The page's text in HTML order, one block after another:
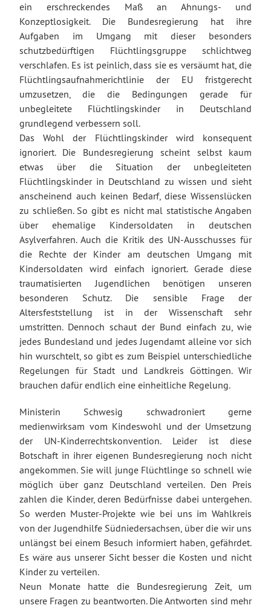
ein erschreckendes Maß an Ahnungs- und
Konzeptlosigkeit. Die Bundesregierung hat ihre
Aufgaben im Umgang mit dieser besonders
schutzbedürftigen Flüchtlingsgruppe schlichtweg
verschlafen. Es ist peinlich, dass sie es versäumt hat, die
Flüchtlingsaufnahmerichtlinie der EU fristgerecht
umzusetzen, die die Bedingungen gerade für
unbegleitete Flüchtlingskinder in Deutschland
grundlegend verbessern soll.
Das Wohl der Flüchtlingskinder wird konsequent
ignoriert. Die Bundesregierung scheint selbst kaum
etwas über die Situation der unbegleiteten
Flüchtlingskinder in Deutschland zu wissen und sieht
anscheinend auch keinen Bedarf, diese Wissenslücken
zu schließen. So gibt es nicht mal statistische Angaben
über ehemalige Kindersoldaten in deutschen
Asylverfahren. Auch die Kritik des UN-Ausschusses für
die Rechte der Kinder am deutschen Umgang mit
Kindersoldaten wird einfach ignoriert. Gerade diese
traumatisierten Jugendlichen benötigen unseren
besonderen Schutz. Die sensible Frage der
Altersfeststellung ist in der Wissenschaft sehr
umstritten. Dennoch schaut der Bund einfach zu, wie
jedes Bundesland und jedes Jugendamt alleine vor sich
hin wurschtelt, so gibt es zum Beispiel unterschiedliche
Regelungen für Stadt und Landkreis Göttingen. Wir
brauchen dafür endlich eine einheitliche Regelung.
Ministerin Schwesig schwadroniert gerne
medienwirksam vom Kindeswohl und der Umsetzung
der UN-Kinderrechtskonvention. Leider ist diese
Botschaft in ihrer eigenen Bundesregierung noch nicht
angekommen. Sie will junge Flüchtlinge so schnell wie
möglich über ganz Deutschland verteilen. Den Preis
zahlen die Kinder, deren Bedürfnisse dabei untergehen.
So werden Muster-Projekte wie bei uns im Wahlkreis
von der Jugendhilfe Südniedersachsen, über die wir uns
unlängst bei einem Besuch informiert haben, gefährdet.
Es wäre aus unserer Sicht besser die Kosten und nicht
Kinder zu verteilen.
Neun Monate hatte die Bundesregierung Zeit, um
unsere Fragen zu beantworten. Die Antworten sind mehr